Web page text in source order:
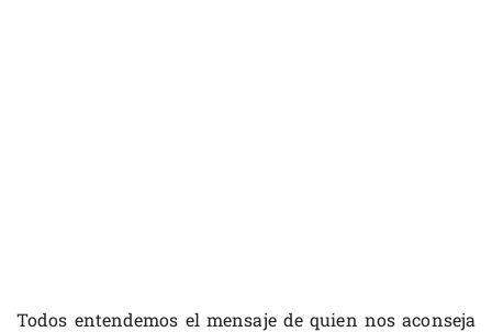
Todos entendemos el mensaje de quien nos aconseja